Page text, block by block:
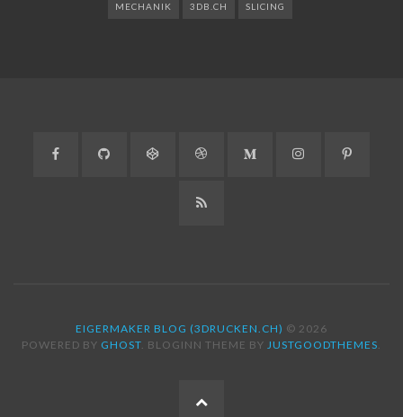
MECHANIK 3DB.CH SLICING
Facebook GitHub CodePen DribbbleMedium Instagram
RSS
EIGERMAKER BLOG (3DRUCKEN.CH) © 2026
POWERED BY GHOST. BLOGINN THEME BY JUSTGOODTHEMES.